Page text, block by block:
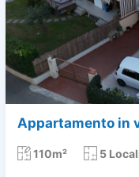
Appartamento in
110m² 5